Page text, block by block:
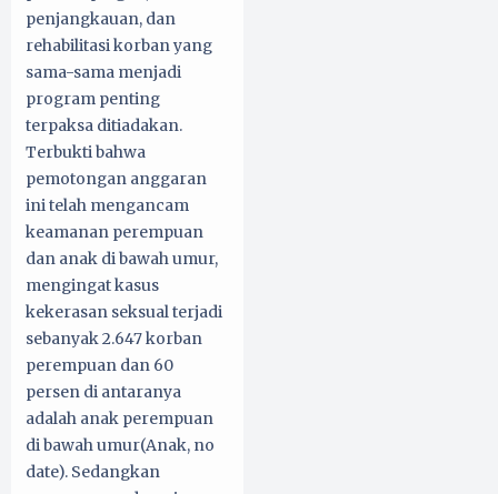
penjangkauan, dan
rehabilitasi korban yang
sama-sama menjadi
program penting
terpaksa ditiadakan.
Terbukti bahwa
pemotongan anggaran
ini telah mengancam
keamanan perempuan
dan anak di bawah umur,
mengingat kasus
kekerasan seksual terjadi
sebanyak 2.647 korban
perempuan dan 60
persen di antaranya
adalah anak perempuan
di bawah umur(Anak, no
date). Sedangkan